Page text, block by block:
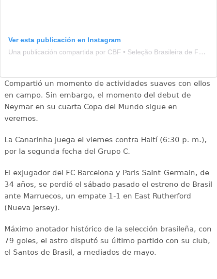
Ver esta publicación en Instagram
Una publicación compartida por CBF • Seleção Brasileira de Futebol (@brasil)
Compartió un momento de actividades suaves con ellos
en campo. Sin embargo, el momento del debut de
Neymar en su cuarta Copa del Mundo sigue en
veremos.
La Canarinha juega el viernes contra Haití (6:30 p. m.),
por la segunda fecha del Grupo C.
El exjugador del FC Barcelona y Paris Saint-Germain, de
34 años, se perdió el sábado pasado el estreno de Brasil
ante Marruecos, un empate 1-1 en East Rutherford
(Nueva Jersey).
Máximo anotador histórico de la selección brasileña, con
79 goles, el astro disputó su último partido con su club,
el Santos de Brasil, a mediados de mayo.